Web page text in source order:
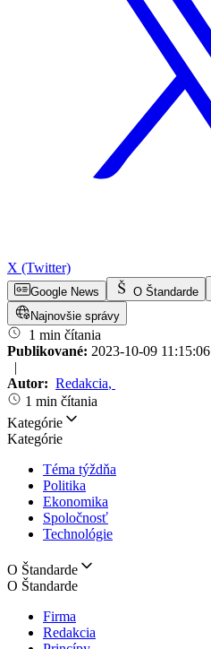
X (Twitter)
Google News O Štandarde
Najnovšie správy
1 min čítania
Publikované: 2023-10-09 11:15:06
|
Autor: Redakcia,
1 min čítania
Kategórie
Kategórie
Téma týždňa
Politika
Ekonomika
Spoločnosť
Technológie
O Štandarde
O Štandarde
Firma
Redakcia